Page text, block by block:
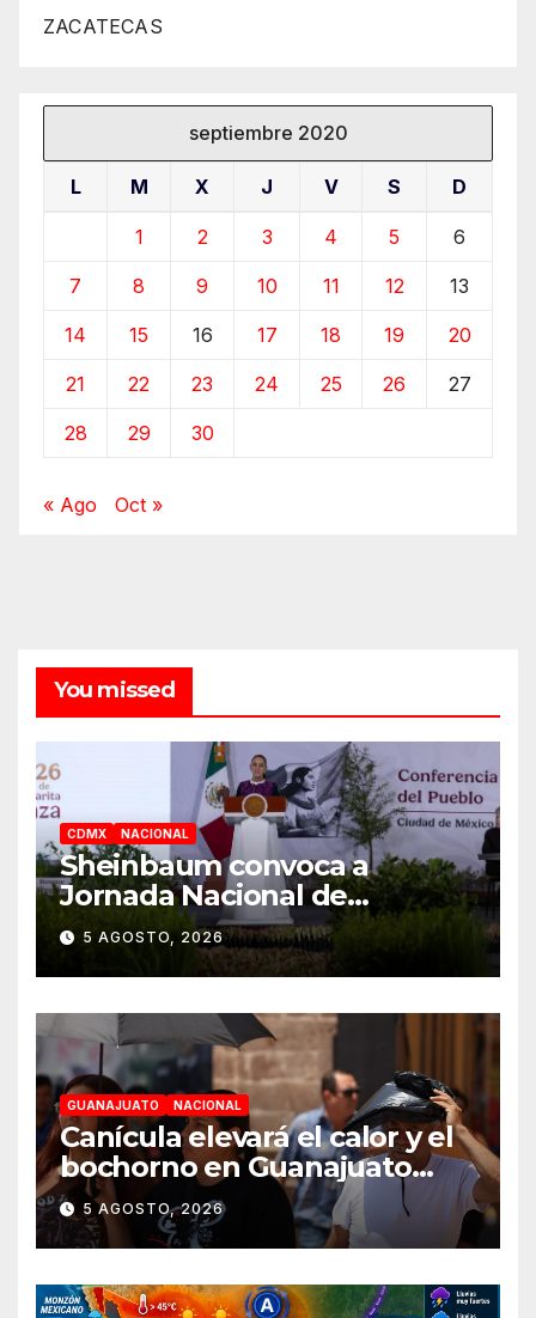
ZACATECAS
septiembre 2020
L M X J V S D
1 2 3 4 5 6
7 8 9 10 11 12 13
14 15 16 17 18 19 20
21 22 23 24 25 26 27
28 29 30
« Ago Oct »
You missed
CDMX NACIONAL
Sheinbaum convoca a
Jornada Nacional de
Reforestación el 9 de agosto
5 AGOSTO, 2026
GUANAJUATO NACIONAL
Canícula elevará el calor y el
bochorno en Guanajuato
durante agosto
5 AGOSTO, 2026